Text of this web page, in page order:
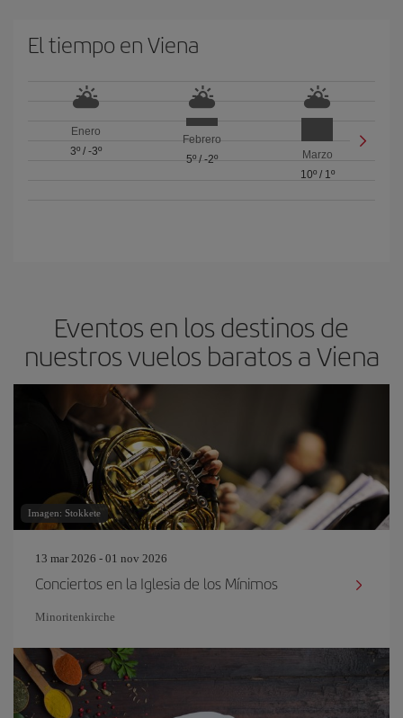
El tiempo en Viena
Enero
3º/ -3º
Febrero
5º/ -2º
Marzo
10º/ 1º
Eventos en los destinos de
nuestros vuelos baratos a Viena
Imagen: Stokkete
13 mar 2026 - 01 nov 2026
Conciertos en la Iglesia de los Mínimos
Minoritenkirche